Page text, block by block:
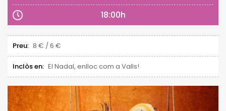
18:00h
Preu: 8 € / 6 €
Inclòs en: El Nadal, enlloc com a Valls!